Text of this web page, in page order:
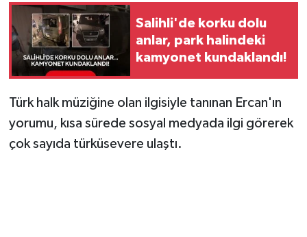
Salihli'de korku dolu
anlar, park halindeki
kamyonet kundaklandı!
Türk halk müziğine olan ilgisiyle tanınan Ercan'ın
yorumu, kısa sürede sosyal medyada ilgi görerek
çok sayıda türküsevere ulaştı.